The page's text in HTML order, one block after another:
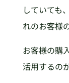
していても
れのお客様
お客様の購
活用するの